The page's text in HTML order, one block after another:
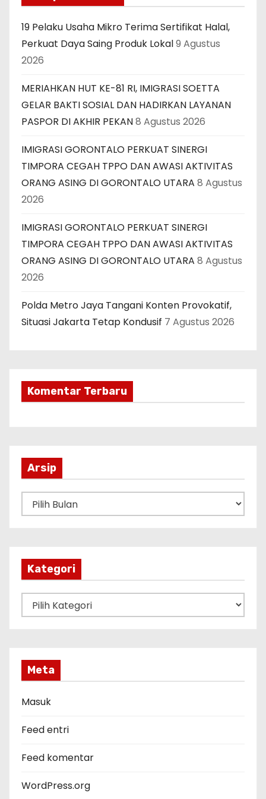
19 Pelaku Usaha Mikro Terima Sertifikat Halal,
Perkuat Daya Saing Produk Lokal9 Agustus
2026
MERIAHKAN HUT KE-81 RI, IMIGRASI SOETTA
GELAR BAKTI SOSIAL DAN HADIRKAN LAYANAN
PASPOR DI AKHIR PEKAN8 Agustus 2026
IMIGRASI GORONTALO PERKUAT SINERGI
TIMPORA CEGAH TPPO DAN AWASI AKTIVITAS
ORANG ASING DI GORONTALO UTARA 8 Agustus
2026
IMIGRASI GORONTALO PERKUAT SINERGI
TIMPORA CEGAH TPPO DAN AWASI AKTIVITAS
ORANG ASING DI GORONTALO UTARA 8 Agustus
2026
Polda Metro Jaya Tangani Konten Provokatif,
Situasi Jakarta Tetap Kondusif 7 Agustus 2026
Komentar Terbaru
Arsip
r
Kategori
a
o
r
Meta
Masuk
Feed entri
Feed komentar
WordPress.org